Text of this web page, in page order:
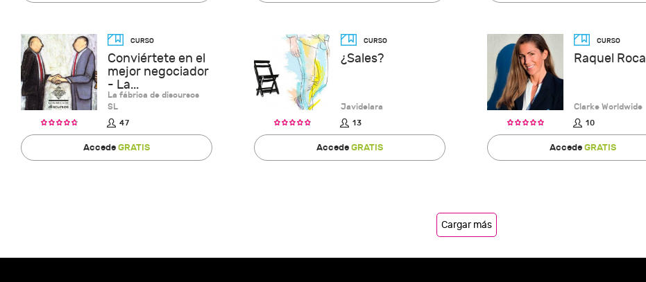
Conviértete en el
mejor negociador
- La...
La fábrica de discursos
SL
47
AccedeGRATIS
¿Sales?
Javidelara
13
AccedeGRATIS
Raquel Roca
Clarke Worldwide
10
AccedeGRATIS
Cargar más